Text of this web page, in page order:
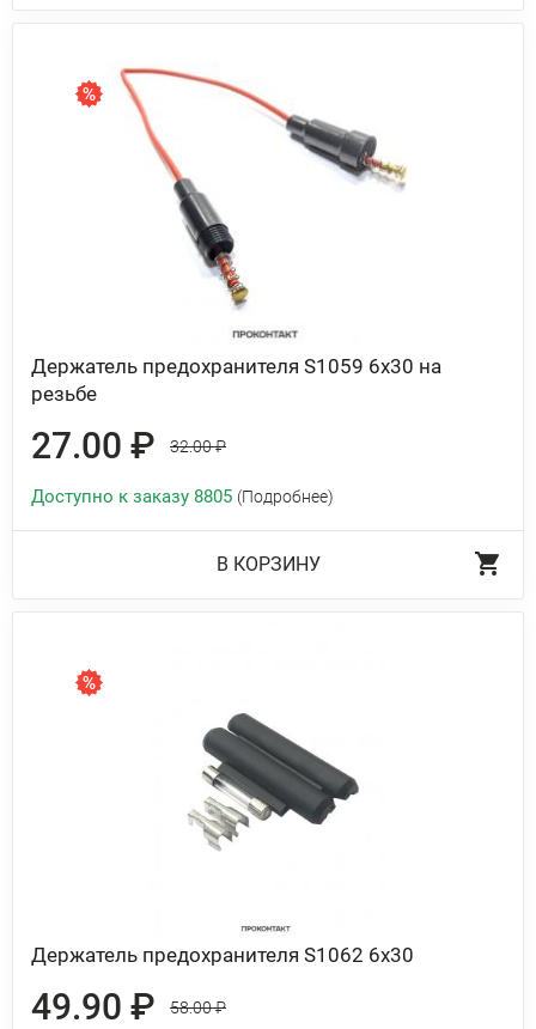
Держатель предохранителя S1059 6х30 на
резьбе
27.00 ₽ 32.00 ₽
Доступно к заказу 8805 (Подробнее)
В КОРЗИНУ
Держатель предохранителя S1062 6х30
49.90 ₽ 58.00 ₽